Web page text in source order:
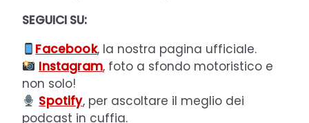
SEGUICI SU:
Facebook, la nostra pagina ufficiale.
Instagram, foto a sfondo motoristico e
non solo!
Spotify, per ascoltare il meglio dei
podcast in cuffia.